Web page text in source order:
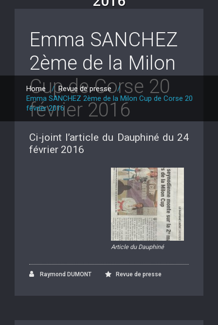
Home / Revue de presse /
Emma SANCHEZ 2ème de la Milon Cup de Corse 20
février 2016
Emma SANCHEZ
2ème de la Milon
Cup de Corse 20
février 2016
Ci-joint l’article du Dauphiné du 24
février 2016
Article du Dauphiné
Raymond DUMONT Revue de presse